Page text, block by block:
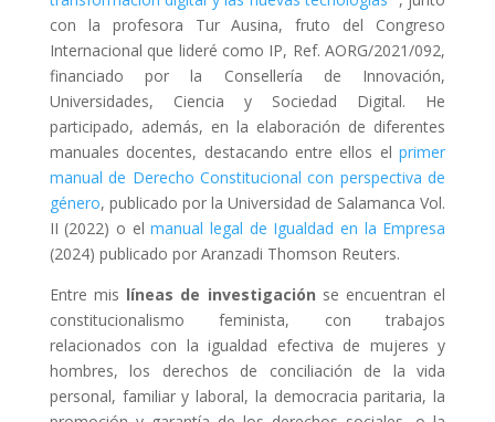
con la profesora Tur Ausina, fruto del Congreso
Internacional que lideré como IP, Ref. AORG/2021/092,
financiado por la Consellería de Innovación,
Universidades, Ciencia y Sociedad Digital. He
participado, además, en la elaboración de diferentes
manuales docentes, destacando entre ellos elprimer
manual de Derecho Constitucional con perspectiva de
género, publicado por la Universidad de Salamanca Vol.
II (2022) o elmanual legal de Igualdad en la Empresa
(2024) publicado por Aranzadi Thomson Reuters.
Entre mis líneas de investigación se encuentran el
constitucionalismo feminista, con trabajos
relacionados con la igualdad efectiva de mujeres y
hombres, los derechos de conciliación de la vida
personal, familiar y laboral, la democracia paritaria, la